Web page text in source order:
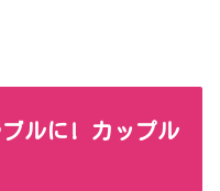
ルに! カップル